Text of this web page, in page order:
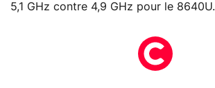
5,1 GHz contre 4,9 GHz pour le 8640U.